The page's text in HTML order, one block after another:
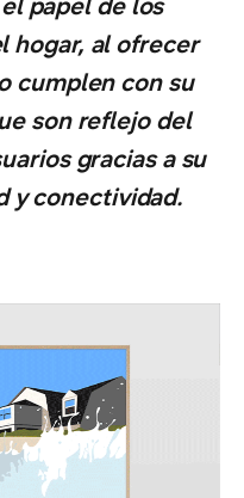
papel de los
hogar, al ofrecer
cumplen con su
son reflejo del
gracias a su
y conectividad.